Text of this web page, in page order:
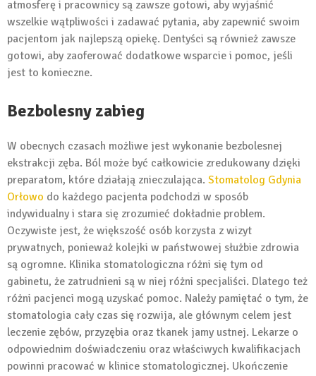
atmosferę i pracownicy są zawsze gotowi, aby wyjaśnić
wszelkie wątpliwości i zadawać pytania, aby zapewnić swoim
pacjentom jak najlepszą opiekę. Dentyści są również zawsze
gotowi, aby zaoferować dodatkowe wsparcie i pomoc, jeśli
jest to konieczne.
Bezbolesny zabieg
W obecnych czasach możliwe jest wykonanie bezbolesnej
ekstrakcji zęba. Ból może być całkowicie zredukowany dzięki
preparatom, które działają znieczulająca. Stomatolog Gdynia
Orłowo do każdego pacjenta podchodzi w sposób
indywidualny i stara się zrozumieć dokładnie problem.
Oczywiste jest, że większość osób korzysta z wizyt
prywatnych, ponieważ kolejki w państwowej służbie zdrowia
są ogromne. Klinika stomatologiczna różni się tym od
gabinetu, że zatrudnieni są w niej różni specjaliści. Dlatego też
różni pacjenci mogą uzyskać pomoc. Należy pamiętać o tym, że
stomatologia cały czas się rozwija, ale głównym celem jest
leczenie zębów, przyzębia oraz tkanek jamy ustnej. Lekarze o
odpowiednim doświadczeniu oraz właściwych kwalifikacjach
powinni pracować w klinice stomatologicznej. Ukończenie